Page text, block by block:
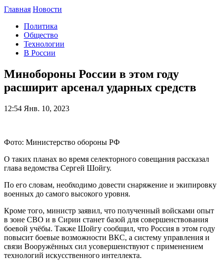
Главная Новости
Политика
Общество
Технологии
В России
Минобороны России в этом году
расширит арсенал ударных средств
12:54 Янв. 10, 2023
Фото: Министерство обороны РФ
О таких планах во время селекторного совещания рассказал
глава ведомства Сергей Шойгу.
По его словам, необходимо довести снаряжение и экипировку
военных до самого высокого уровня.
Кроме того, министр заявил, что полученный войсками опыт
в зоне СВО и в Сирии станет базой для совершенствования
боевой учёбы. Также Шойгу сообщил, что Россия в этом году
повысит боевые возможности ВКС, а систему управления и
связи Вооружённых сил усовершенствуют с применением
технологий искусственного интеллекта.